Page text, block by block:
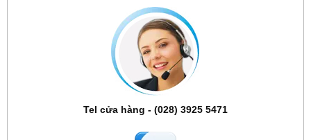
Tel cửa hàng - (028) 3925 5471